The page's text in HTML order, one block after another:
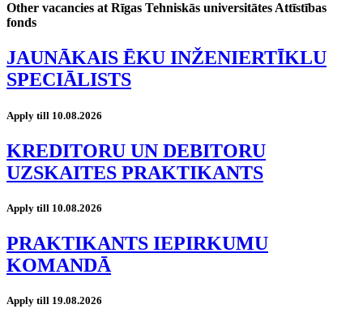
Other vacancies at Rīgas Tehniskās universitātes Attīstības
fonds
JAUNĀKAIS ĒKU INŽENIERTĪKLU
SPECIĀLISTS
Apply till 10.08.2026
KREDITORU UN DEBITORU
UZSKAITES PRAKTIKANTS
Apply till 10.08.2026
PRAKTIKANTS IEPIRKUMU
KOMANDĀ
Apply till 19.08.2026